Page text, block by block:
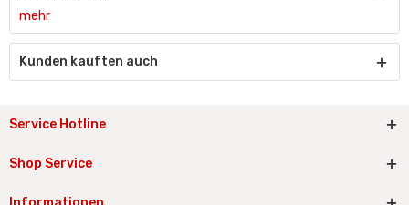
mehr
Kunden kauften auch
Service Hotline
Shop Service